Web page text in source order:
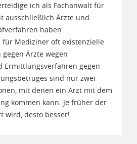
ich als Fachanwalt für
ausschließlich Ärzte und
haben
Mediziner oft existenzielle
gegen Ärzte wegen
Ermittlungsverfahren gegen
sind nur zwei
mit denen ein Arzt mit dem
kommen kann. Je früher der
wird, desto besser!